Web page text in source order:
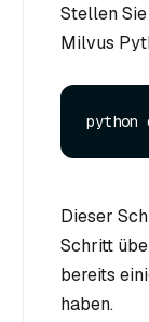
Stellen
Milvus
Dieser
Schritt
bereits
haben.